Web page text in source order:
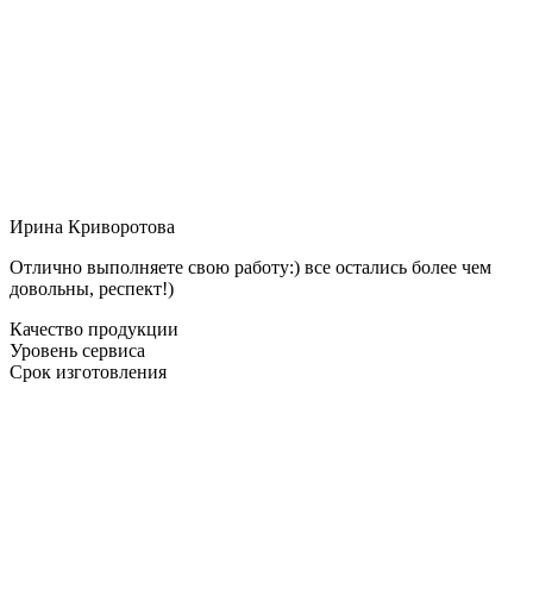
Ирина Криворотова
Отлично выполняете свою работу:) все остались более чем
довольны, респект!)
Качество продукции
Уровень сервиса
Срок изготовления